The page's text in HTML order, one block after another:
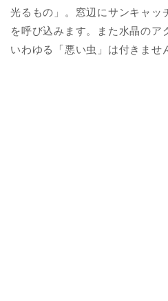
光るもの」。窓辺にサンキャッ
を呼び込みます。また水晶のア
いわゆる「悪い虫」は付きませ